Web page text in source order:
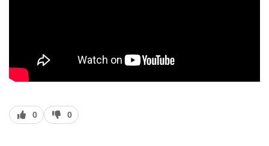
J’aime
0
J’aime
pas
0